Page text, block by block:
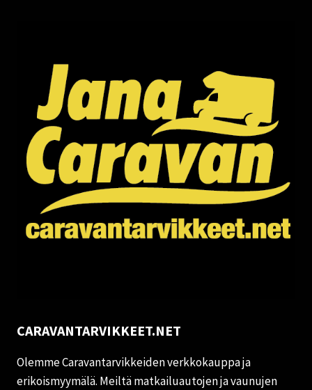
CARAVANTARVIKKEET.NET
Olemme Caravantarvikkeiden verkkokauppa ja
erikoismyymälä. Meiltä matkailuautojen ja vaunujen